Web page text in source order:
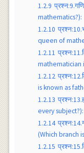
1.2.9
mathematics?):
1.2.10
queen of
1.2.11
mathematician
1.2.12
is known as
1.2.13
every subject?):
1.2.14
(Which branch
1.2.15